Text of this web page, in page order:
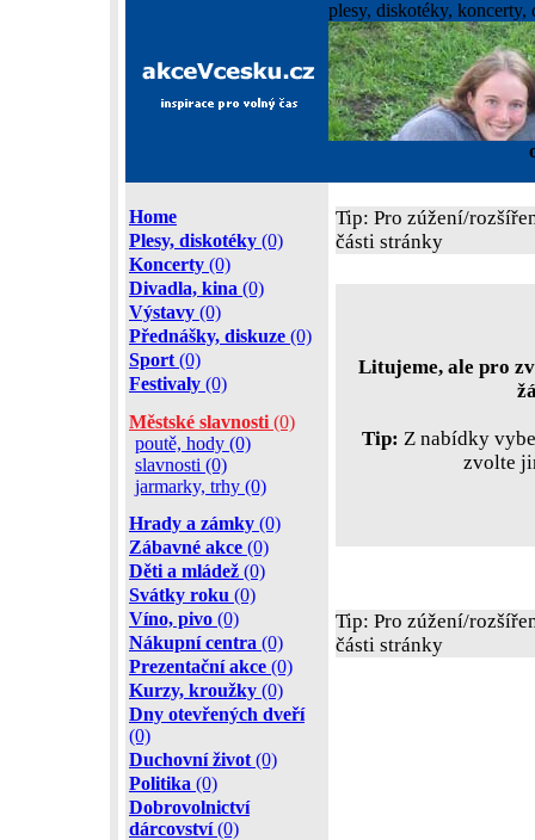
plesy, diskotéky,
Home
Plesy, diskotéky (0)
Koncerty (0)
Divadla, kina (0)
Výstavy (0)
Přednášky, diskuze (0)
Sport (0)
Festivaly (0)
Městské slavnosti (0)
poutě, hody (0)
slavnosti (0)
jarmarky, trhy (0)
Hrady a zámky (0)
Zábavné akce (0)
Děti a mládež (0)
Svátky roku (0)
Víno, pivo (0)
Nákupní centra (0)
Prezentační akce (0)
Kurzy, kroužky (0)
Dny otevřených dveří
(0)
Duchovní život (0)
Politika (0)
Dobrovolnictví
dárcovství(0)
Tip: Pro zúžení/
části stránky
Litujeme, ale pro
Tip: Z nabídky
zvolte
Tip: Pro zúžení/
části stránky